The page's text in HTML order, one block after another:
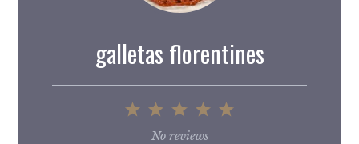
galletas florentines
5
4
3
Stars
2
Stars
1
Star
No reviews